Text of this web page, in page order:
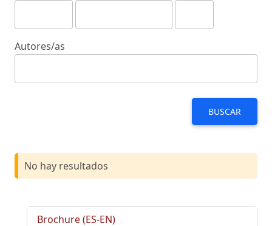
Autores/as
BUSCAR
No hay resultados
Brochure (ES-EN)